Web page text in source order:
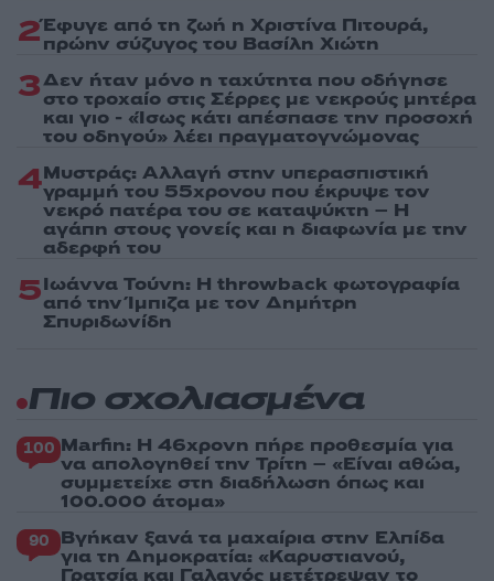
2Έφυγε από τη ζωή η Χριστίνα Πιτουρά,
πρώην σύζυγος του Βασίλη Χιώτη
3Δεν ήταν μόνο η ταχύτητα που οδήγησε
στο τροχαίο στις Σέρρες με νεκρούς μητέρα
και γιο - «Ίσως κάτι απέσπασε την προσοχή
του οδηγού» λέει πραγματογνώμονας
4Μυστράς: Αλλαγή στην υπερασπιστική
γραμμή του 55χρονου που έκρυψε τον
νεκρό πατέρα του σε καταψύκτη – Η
αγάπη στους γονείς και η διαφωνία με την
αδερφή του
5Ιωάννα Τούνη: Η throwback φωτογραφία
από την Ίμπιζα με τον Δημήτρη
Σπυριδωνίδη
Πιο σχολιασμένα
100 Marfin: Η 46χρονη πήρε προθεσμία για
να απολογηθεί την Τρίτη – «Είναι αθώα,
συμμετείχε στη διαδήλωση όπως και
100.000 άτομα»
90 Βγήκαν ξανά τα μαχαίρια στην Ελπίδα
για τη Δημοκρατία: «Καρυστιανού,
Γρατσία και Γαλανός μετέτρεψαν το